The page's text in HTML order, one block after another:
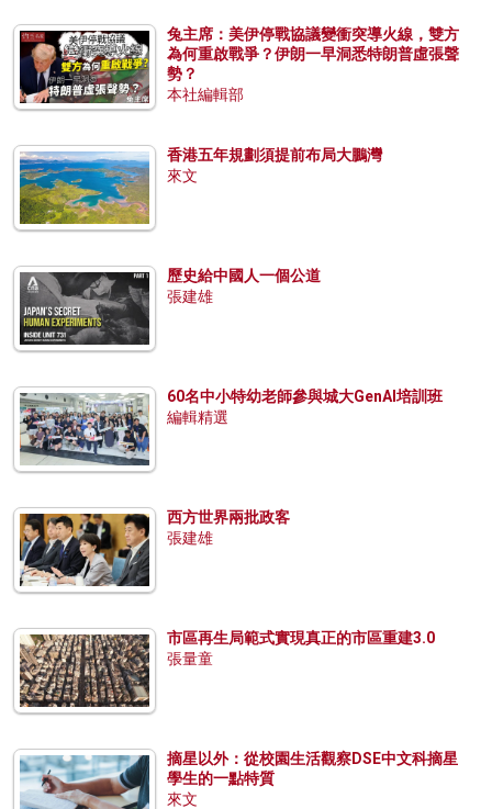
兔主席：美伊停戰協議變衝突導火線，雙方
為何重啟戰爭？伊朗一早洞悉特朗普虛張聲
勢？
本社編輯部
香港五年規劃須提前布局大鵬灣
來文
歷史給中國人一個公道
張建雄
60名中小特幼老師參與城大GenAI培訓班
編輯精選
西方世界兩批政客
張建雄
市區再生局範式實現真正的市區重建3.0
張量童
摘星以外：從校園生活觀察DSE中文科摘星
學生的一點特質
來文